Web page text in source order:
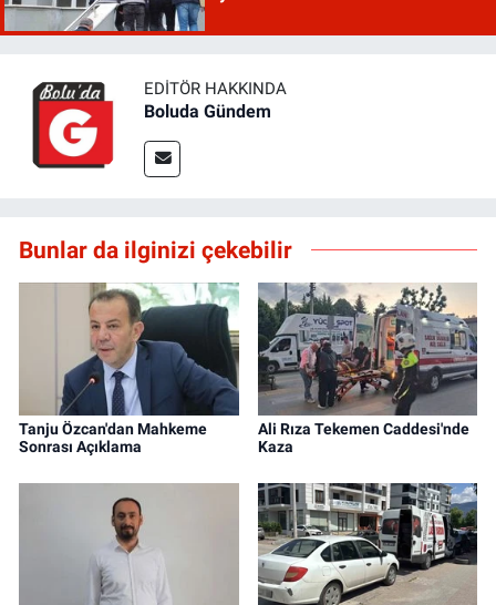
EDITÖR HAKKINDA
Boluda Gündem
Bunlar da ilginizi çekebilir
Tanju Özcan'dan Mahkeme
Sonrası Açıklama
Ali Rıza Tekemen Caddesi'nde
Kaza